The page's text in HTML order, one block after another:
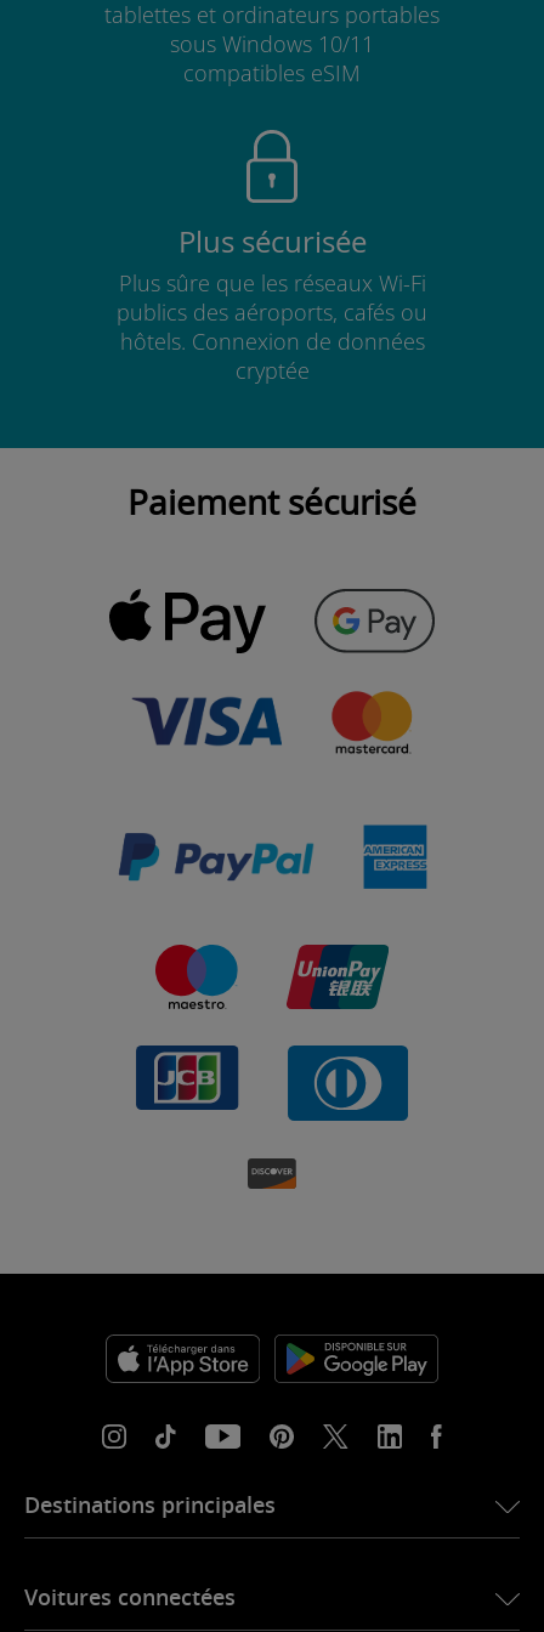
tablettes et ordinateurs portables
sous Windows 10/11
compatibles eSIM
Plus sécurisée
Plus sûre que les réseaux Wi-Fi
publics des aéroports, cafés ou
hôtels. Connexion de données
cryptée
Paiement sécurisé
Destinations principales
eSIM pour l’Europe
Voitures connectées